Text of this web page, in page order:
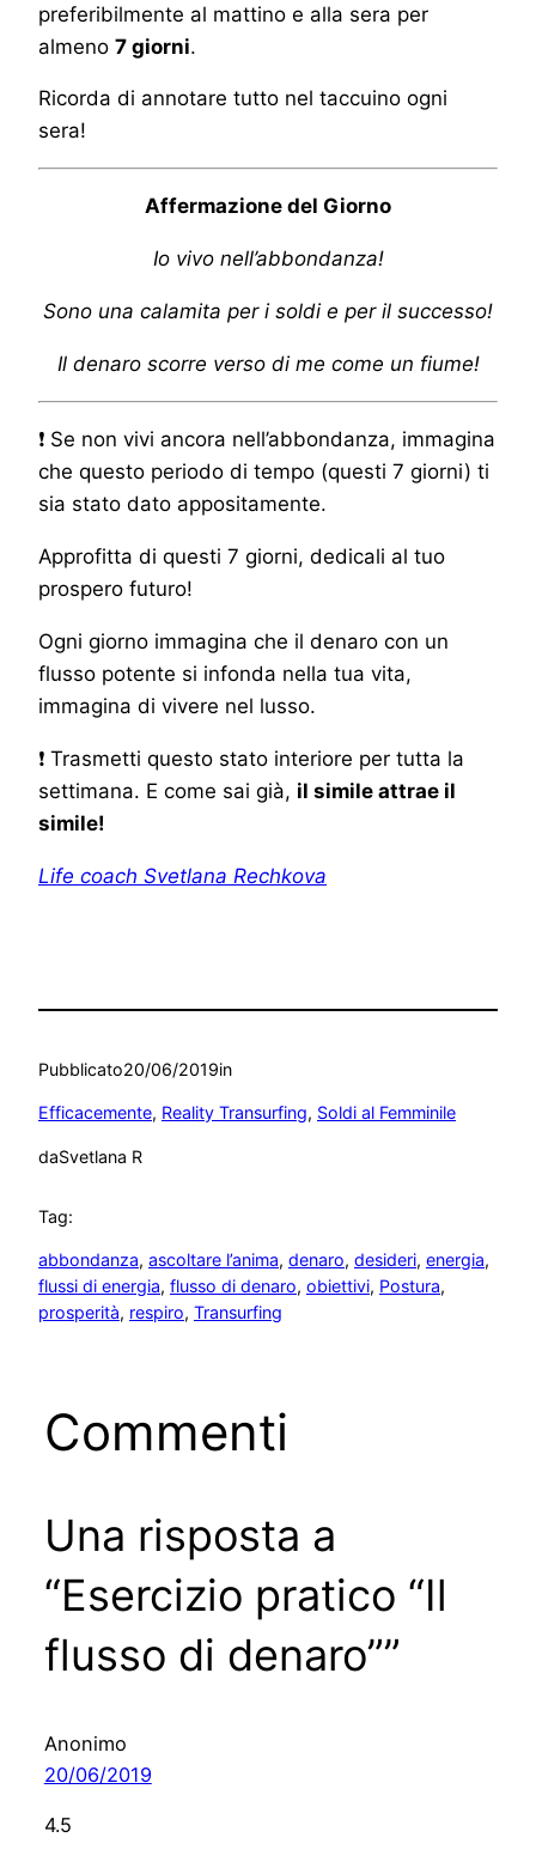
preferibilmente al mattino e alla sera per
almeno 7 giorni.
Ricorda di annotare tutto nel taccuino ogni
sera!
Affermazione del Giorno
Io vivo nell’abbondanza!
Sono una calamita per i soldi e per il successo!
Il denaro scorre verso di me come un fiume!
❗ Se non vivi ancora nell’abbondanza, immagina
che questo periodo di tempo (questi 7 giorni) ti
sia stato dato appositamente.
Approfitta di questi 7 giorni, dedicali al tuo
prospero futuro!
Ogni giorno immagina che il denaro con un
flusso potente si infonda nella tua vita,
immagina di vivere nel lusso.
❗ Trasmetti questo stato interiore per tutta la
settimana. E come sai già, il simile attrae il
simile!
Life coach Svetlana Rechkova
Pubblicato20/06/2019in
Efficacemente, Reality Transurfing, Soldi al Femminile
daSvetlana R
Tag:
abbondanza, ascoltare l’anima, denaro, desideri, energia
flussi di energia, flusso di denaro, obiettivi, Postura
prosperità, respiro, Transurfing
Commenti
Una risposta a
“Esercizio pratico “Il
flusso di denaro””
Anonimo
20/06/2019
4.5